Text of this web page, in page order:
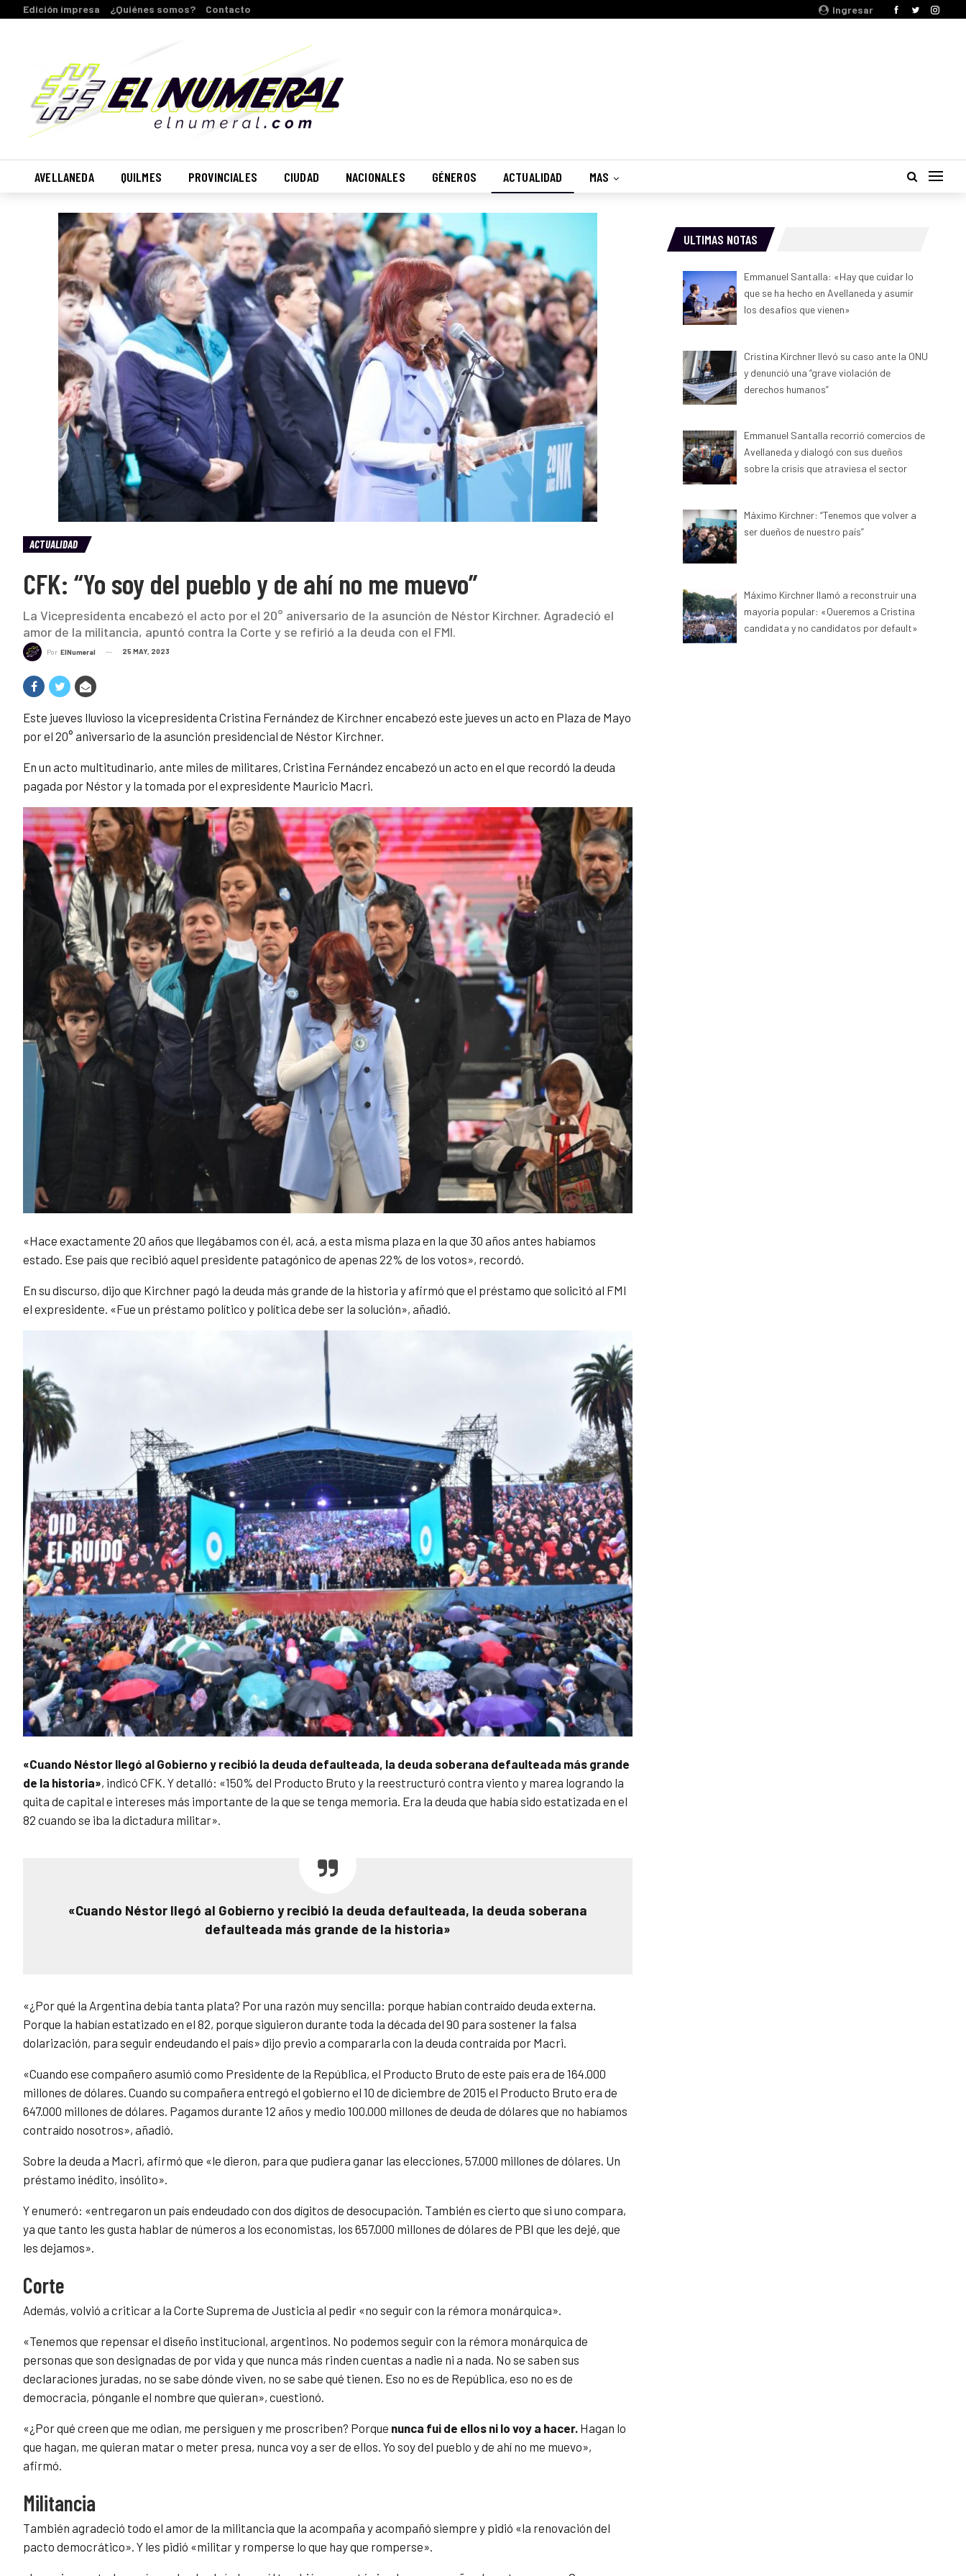
Ingresar
Edición impresa ¿Quiénes somos? Contacto
AVELLANEDA QUILMES PROVINCIALES CIUDAD NACIONALES GÉNEROS ACTUALIDAD MAS
ACTUALIDAD
CFK: “Yo soy del pueblo y de ahí no me muevo”
La Vicepresidenta encabezó el acto por el 20° aniversario de la asunción de Néstor Kirchner. Agradeció el
amor de la militancia, apuntó contra la Corte y se refirió a la deuda con el FMI.
Por ElNumeral 25 MAY, 2023
Este jueves lluvioso la vicepresidenta Cristina Fernández de Kirchner encabezó este jueves un acto en Plaza de Mayo
por el 20° aniversario de la asunción presidencial de Néstor Kirchner.
En un acto multitudinario, ante miles de militares, Cristina Fernández encabezó un acto en el que recordó la deuda
pagada por Néstor y la tomada por el expresidente Mauricio Macri.
«Hace exactamente 20 años que llegábamos con él, acá, a esta misma plaza en la que 30 años antes habíamos
estado. Ese país que recibió aquel presidente patagónico de apenas 22% de los votos», recordó.
En su discurso, dijo que Kirchner pagó la deuda más grande de la historia y afirmó que el préstamo que solicitó al FMI
el expresidente. «Fue un préstamo político y política debe ser la solución», añadió.
«Cuando Néstor llegó al Gobierno y recibió la deuda defaulteada, la deuda soberana defaulteada más grande
de la historia», indicó CFK. Y detalló: «150% del Producto Bruto y la reestructuró contra viento y marea logrando la
quita de capital e intereses más importante de la que se tenga memoria. Era la deuda que había sido estatizada en el
82 cuando se iba la dictadura militar».
«Cuando Néstor llegó al Gobierno y recibió la deuda defaulteada, la deuda soberana
defaulteada más grande de la historia»
«¿Por qué la Argentina debía tanta plata? Por una razón muy sencilla: porque habían contraído deuda externa.
Porque la habían estatizado en el 82, porque siguieron durante toda la década del 90 para sostener la falsa
dolarización, para seguir endeudando el país» dijo previo a compararla con la deuda contraída por Macri.
«Cuando ese compañero asumió como Presidente de la República, el Producto Bruto de este país era de 164.000
millones de dólares. Cuando su compañera entregó el gobierno el 10 de diciembre de 2015 el Producto Bruto era de
647.000 millones de dólares. Pagamos durante 12 años y medio 100.000 millones de deuda de dólares que no habíamos
contraído nosotros», añadió.
Sobre la deuda a Macri, afirmó que «le dieron, para que pudiera ganar las elecciones, 57.000 millones de dólares. Un
préstamo inédito, insólito».
Y enumeró: «entregaron un país endeudado con dos dígitos de desocupación. También es cierto que si uno compara,
ya que tanto les gusta hablar de números a los economistas, los 657.000 millones de dólares de PBI que les dejé, que
les dejamos».
Corte
Además, volvió a criticar a la Corte Suprema de Justicia al pedir «no seguir con la rémora monárquica».
«Tenemos que repensar el diseño institucional, argentinos. No podemos seguir con la rémora monárquica de
personas que son designadas de por vida y que nunca más rinden cuentas a nadie ni a nada. No se saben sus
declaraciones juradas, no se sabe dónde viven, no se sabe qué tienen. Eso no es de República, eso no es de
democracia, pónganle el nombre que quieran», cuestionó.
«¿Por qué creen que me odian, me persiguen y me proscriben? Porque nunca fui de ellos ni lo voy a hacer. Hagan lo
que hagan, me quieran matar o meter presa, nunca voy a ser de ellos. Yo soy del pueblo y de ahí no me muevo»,
afirmó.
Militancia
También agradeció todo el amor de la militancia que la acompaña y acompañó siempre y pidió «la renovación del
pacto democrático». Y les pidió «militar y romperse lo que hay que romperse».
ULTIMAS NOTAS
Emmanuel Santalla: «Hay que cuidar lo
que se ha hecho en Avellaneda y asumir
los desafíos que vienen»
Cristina Kirchner llevó su caso ante la ONU
y denunció una “grave violación de
derechos humanos”
Emmanuel Santalla recorrió comercios de
Avellaneda y dialogó con sus dueños
sobre la crisis que atraviesa el sector
Máximo Kirchner: “Tenemos que volver a
ser dueños de nuestro país”
Máximo Kirchner llamó a reconstruir una
mayoría popular: «Queremos a Cristina
candidata y no candidatos por default»